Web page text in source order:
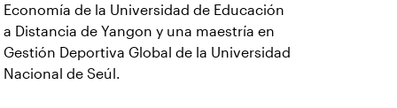
Economía de la Universidad de Educación
a Distancia de Yangon y una maestría en
Gestión Deportiva Global de la Universidad
Nacional de Seúl.